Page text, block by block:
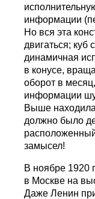
информации
Но вся эта
двигаться; куб
динамичная
в конусе,
оборот в
информации
Выше
должно было
замысел!
В ноябре 1920
в Москве на
Даже Ленин